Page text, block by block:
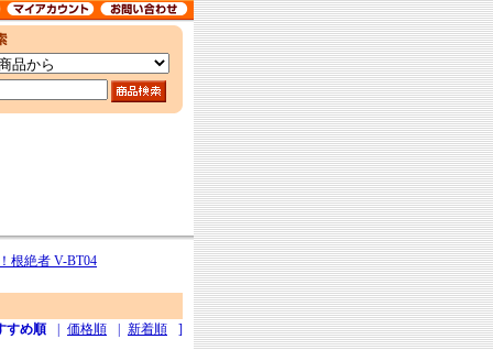
根絶者 V-BT04
すめ順 価格順 新着順
]